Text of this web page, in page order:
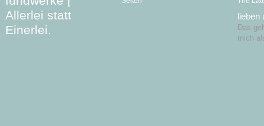
Allerlei statt
Einerlei.
lieben
Das
mich